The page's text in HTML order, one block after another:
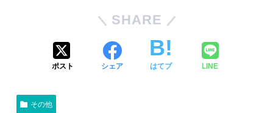
SHARE
ポスト シェア はてブ LINE
その他